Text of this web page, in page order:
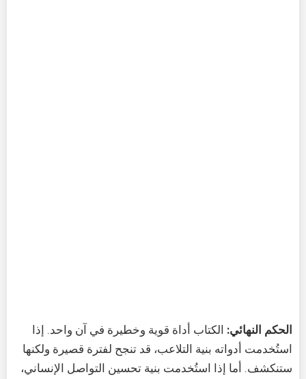
الحكم النهائي: الكتاب أداة قوية وخطيرة في آن واحد. إذا
استُخدمت أدواته بنية التلاعب، قد تنجح لفترة قصيرة ولكنها
ستنكشف. أما إذا استُخدمت بنية تحسين التواصل الإنساني،